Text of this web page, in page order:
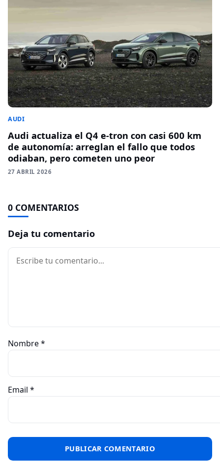
AUDI
Audi actualiza el Q4 e-tron con casi 600 km
de autonomía: arreglan el fallo que todos
odiaban, pero cometen uno peor
27 ABRIL 2026
0 COMENTARIOS
Deja tu comentario
Comentario
Nombre*
Email *